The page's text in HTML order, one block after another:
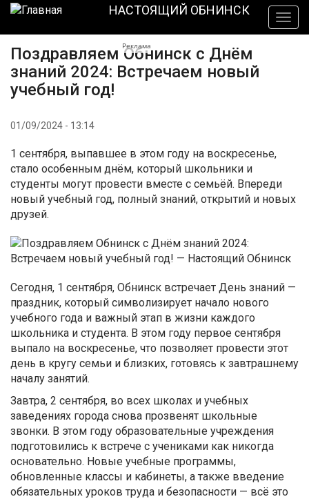
Перейти
основному
содержанию
НАСТОЯЩИЙ ОБНИНСК
Реклама
Поздравляем Обнинск с Днём
знаний 2024: Встречаем новый
учебный год!
01/09/2024 - 13:14
1 сентября, выпавшее в этом году на воскресенье,
стало особенным днём, который школьники и
студенты могут провести вместе с семьёй. Впереди
новый учебный год, полный знаний, открытий и новых
друзей.
Сегодня, 1 сентября, Обнинск встречает День знаний —
праздник, который символизирует начало нового
учебного года и важный этап в жизни каждого
школьника и студента. В этом году первое сентября
выпало на воскресенье, что позволяет провести этот
день в кругу семьи и близких, готовясь к завтрашнему
началу занятий.
Завтра, 2 сентября, во всех школах и учебных
заведениях города снова прозвенят школьные
звонки. В этом году образовательные учреждения
подготовились к встрече с учениками как никогда
основательно. Новые учебные программы,
обновленные классы и кабинеты, а также введение
обязательных уроков труда и безопасности — всё это